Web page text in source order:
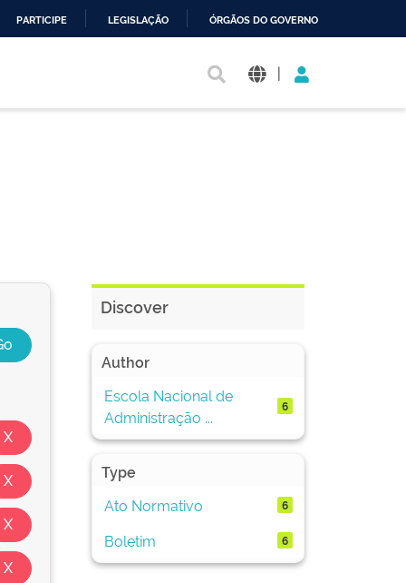
PARTICIPE LEGISLAÇÃO ÓRGÃOS DO GOVERNO
|
Discover
Author
Escola Nacional de
Administração ...
6
Type
Ato Normativo
6
Boletim 6